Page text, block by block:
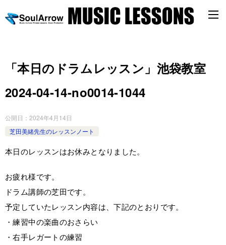
「本日のドラムレッスン」池袋教室
2024-04-14-no0014-1044
公開日： 2024年4月14日
芝田美緒先生のレッスンノート
本日のレッスンはお休みとなりました。
お疲れ様です。
ドラム講師の芝田です。
予定していたレッスン内容は、下記のとおりです。
・練習中の楽曲のおさらい
・右手レガートの練習